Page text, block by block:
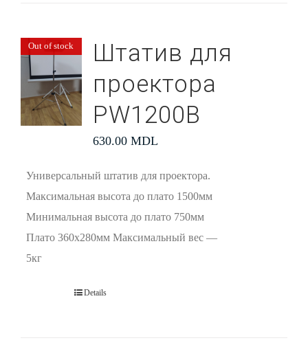
Out of stock
Штатив для
проектора
PW1200В
630.00 MDL
Универсальный штатив для проектора.
Максимальная высота до плато 1500мм
Минимальная высота до плато 750мм
Плато 360х280мм Максимальный вес —
5кг
Details